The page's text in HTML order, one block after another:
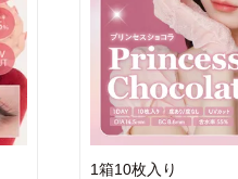
1箱10枚入り